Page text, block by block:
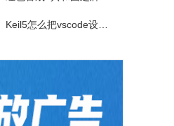
Keil5怎么把vscode设置外部编辑器